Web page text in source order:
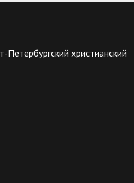
христианский